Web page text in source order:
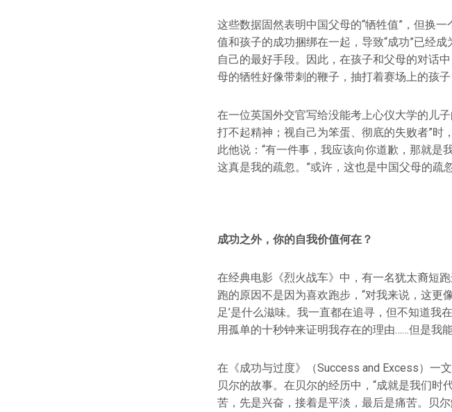
这些数据固然表明中国父母的“牺牲值”，但换
值和孩子的成功捆绑在一起，导致“成功”已经
自己的最好手段。因此，在孩子和父母的对话
母的牺牲好像带刺的鞭子，抽打着赛场上的孩子
在一位英国外交官写给没能考上心仪大学的儿
打不起精神；视自己为笨蛋、彻底的失败者”时
此他说：“有一件事，我应该向你道歉，那就是
这真是我的疏忽。”或许，这也是中国父母的疏忽
成功之外，你的自我价值何在？
在经典电影《烈火战车》中，有一名犹太裔短
跑的原因不是因为喜欢跑步，“对我来说，这更
足’是什么滋味。我一直都在追寻，但不知道
用孤单的十秒钟来证明我存在的理由……但是我
在《成功与过度》（Success and Excess）一
贝尔的故事。在贝尔的经历中，“成就是我们时
苦，先是兴奋，接着是平淡，最后是痛苦。贝